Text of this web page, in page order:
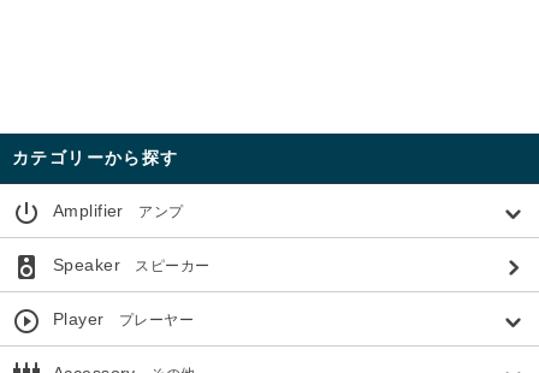
カテゴリーから探す
power_settings_new Amplifier アンプ
speaker Speakerスピーカー
play_circle_outline Player プレーヤー